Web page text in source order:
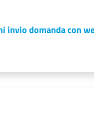
invio domanda con